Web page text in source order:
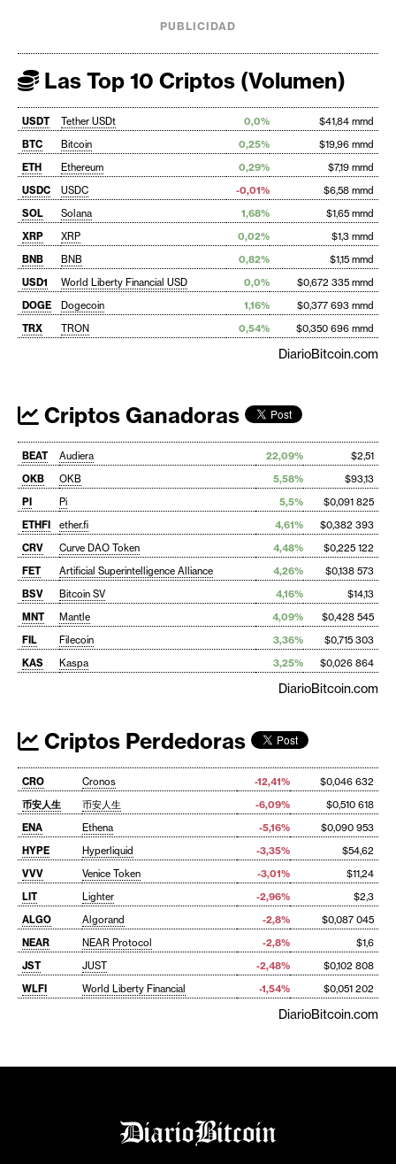
PUBLICIDAD
Las Top 10 Criptos (Volumen)
USDT Tether USDt 0,0%
$41,84 mmd
BTC
Bitcoin 0,25%
$19,96 mmd
ETH
Ethereum 0,29%
$7,19 mmd
USDC
USDC -0,01%
$6,58 mmd
SOL
Solana 1,68%
$1,65 mmd
XRP
XRP 0,02%
$1,3 mmd
BNB
BNB 0,82%
$1,15 mmd
USD1
World Liberty Financial USD 0,0%
$0,672 335 mmd
DOGE
Dogecoin 1,16%
$0,377 693 mmd
TRX
TRON 0,54% $0,350 696 mmd
DiarioBitcoin.com
Criptos Ganadoras
BEAT Audiera 22,09%
$2,51
OKB
OKB 5,58%
$93,13
PI
Pi 5,5%
$0,091 825
ETHFI
ether.fi 4,61%
$0,382 393
CRV
Curve DAO Token 4,48%
$0,225 122
FET
Artificial Superintelligence Alliance 4,26%
$0,138 573
BSV
Bitcoin SV 4,16%
$14,13
MNT
Mantle 4,09%
$0,428 545
FIL
Filecoin 3,36%
$0,715 303
KAS
Kaspa 3,25% $0,026 864
DiarioBitcoin.com
Criptos Perdedoras
CRO Cronos -12,41%
$0,046 632
币安人生
币安人生 -6,09%
$0,510 618
ENA
Ethena -5,16%
$0,090 953
HYPE
Hyperliquid -3,35%
$54,62
VVV
Venice Token -3,01%
$11,24
LIT
Lighter -2,96%
$2,3
ALGO
Algorand -2,8%
$0,087 045
NEAR
NEAR Protocol -2,8%
$1,6
JST
JUST -2,48%
$0,102 808
WLFI
World Liberty Financial -1,54% $0,051 202
DiarioBitcoin.com